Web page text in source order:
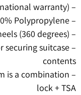
– Warranty: 5 years (international warranty)
– Material: 100% Polypropylene
– Wheels: 4 double spinner silicone wheels (360 degrees)
securing suitcase
contents
is a combination
lock + TSA